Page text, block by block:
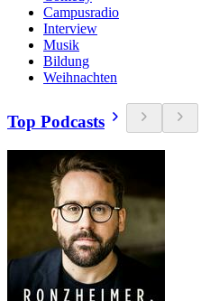
Campusradio
Interview
Musik
Bildung
Weihnachten
Top Podcasts